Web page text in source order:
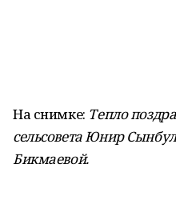
На снимке: Тепло
сельсовета Юнир
Бикмаевой.